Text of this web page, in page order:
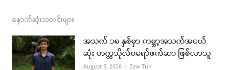
c
e
b
s
t
a
s
t
u
i
l
နောက်ဆုံးသတင်းများ
အသက် ၁၈ နှစ်မှာ ကမ္ဘာ့အသက်အငယ်
ဆုံး တက္ကသိုလ်ပရော်ဖက်ဆာ ဖြစ်လာသူ
August 5, 2026 Author
Zaw Tun